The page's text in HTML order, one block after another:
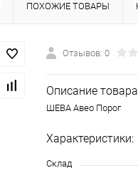
ПОХОЖИЕ ТОВАРЫ
Отзывов: 0
Описание
ШЕВА Авео Порог
Характеристики:
Склад